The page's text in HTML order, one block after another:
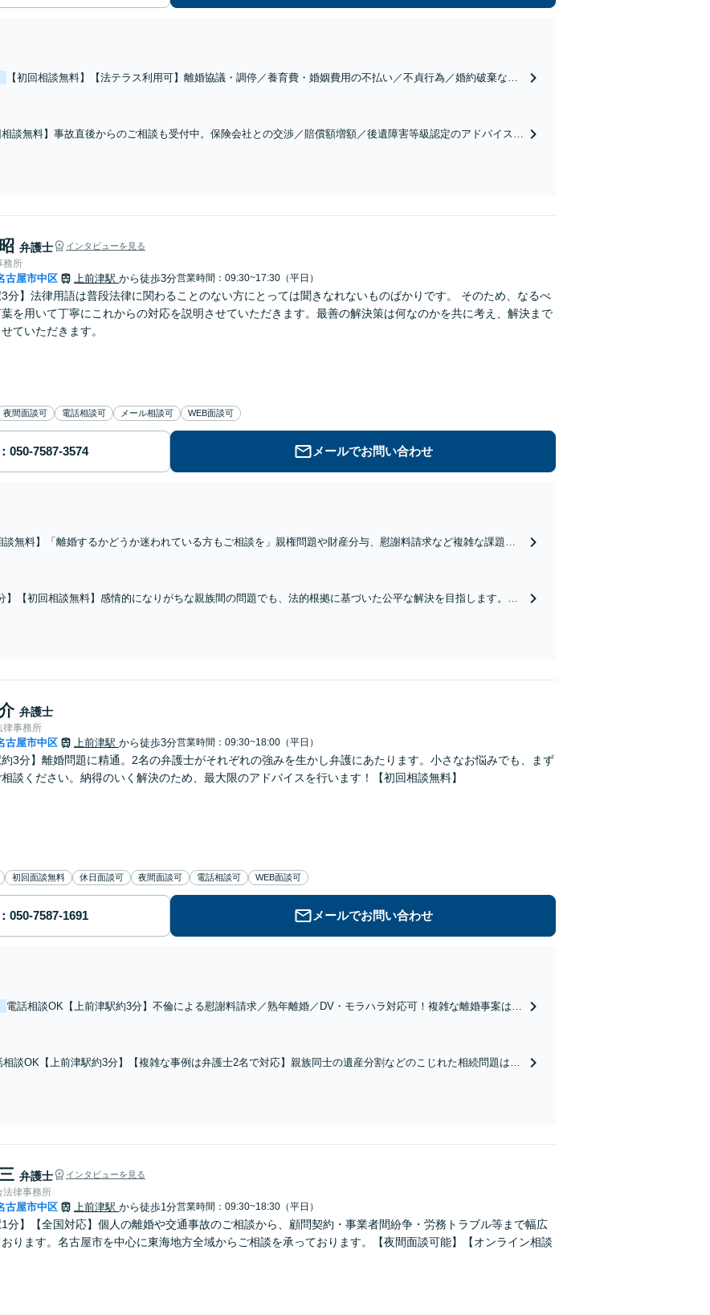
【初回相談無料】【法テラス利用可】離婚協議・調停／養育費・婚姻費用の不払い／不貞行為／婚約破棄な
相談無料】事故直後からのご相談も受付中。保険会社との交渉／賠償額増額／後遺障害等級認定のアドバイス／
弁護士 インタビューを見る
務所
古屋市中区 上前津駅 から徒歩3分営業時間：09:30~17:30（平日）
3分】法律用語は普段法律に関わることのない方にとっては聞きなれないものばかりです。 そのため、なるべ
葉を用いて丁寧にこれからの対応を説明させていただきます。最善の解決策は何なのかを共に考え、解決まで
ていただきます。
夜間面談可 電話相談可 メール相談可 WEB面談可
メールでお問い合わせ
談無料】「離婚するかどうか迷われている方もご相談を」親権問題や財産分与、慰謝料請求など複雑な課題
】【初回相談無料】感情的になりがちな親族間の問題でも、法的根拠に基づいた公平な解決を目指します。
弁護士
律事務所
古屋市中区 上前津駅 から徒歩3分営業時間：09:30~18:00（平日）
約3分】離婚問題に精通。2名の弁護士がそれぞれの強みを生かし弁護にあたります。小さなお悩みでも、まず
談ください。納得のいく解決のため、最大限のアドバイスを行います！【初回相談無料】
初回面談無料 休日面談可 夜間面談可 電話相談可 WEB面談可
メールでお問い合わせ
電話相談OK【上前津駅約3分】不倫による慰謝料請求／熟年離婚／DV・モラハラ対応可！複雑な離婚事案は2
相談OK【上前津駅約3分】【複雑な事例は弁護士2名で対応】親族同士の遺産分割などのこじれた相続問題は早
弁護士 インタビューを見る
法律事務所
古屋市中区 上前津駅 から徒歩1分営業時間：09:30~18:30（平日）
1分】【全国対応】個人の離婚や交通事故のご相談から、顧問契約・事業者間紛争・労務トラブル等まで幅広
おります。名古屋市を中心に東海地方全域からご相談を承っております。【夜間面談可能】【オンライン相談